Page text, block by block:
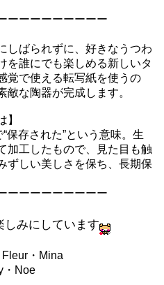
ーーーーーーーーー
しばられずに、好きなうつわ
を誰にでも楽しめる新しいタ
覚で使える転写紙を使うの
敵な陶器が完成します。
】
保存された”という意味。生
加工したもので、見た目も触
ずしい美しさを保ち、長期保
ーーーーーーーーー
しみにしています
・Mina
・Noe